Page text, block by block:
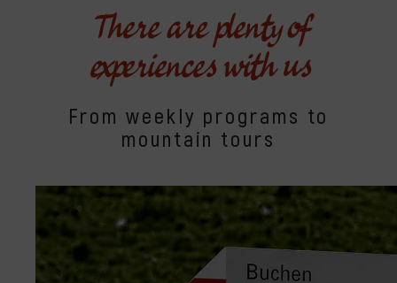
There are plenty of
experiences with us
From weekly programs to
mountain tours